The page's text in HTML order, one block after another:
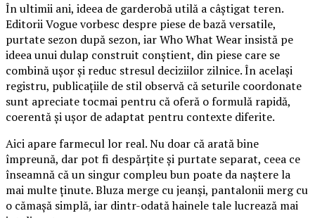
În ultimii ani, ideea de garderobă utilă a câștigat teren.
Editorii Vogue vorbesc despre piese de bază versatile,
purtate sezon după sezon, iar Who What Wear insistă pe
ideea unui dulap construit conștient, din piese care se
combină ușor și reduc stresul deciziilor zilnice. În același
registru, publicațiile de stil observă că seturile coordonate
sunt apreciate tocmai pentru că oferă o formulă rapidă,
coerentă și ușor de adaptat pentru contexte diferite.
Aici apare farmecul lor real. Nu doar că arată bine
împreună, dar pot fi despărțite și purtate separat, ceea ce
înseamnă că un singur compleu bun poate da naștere la
mai multe ținute. Bluza merge cu jeanși, pantalonii merg cu
o cămașă simplă, iar dintr-odată hainele tale lucrează mai